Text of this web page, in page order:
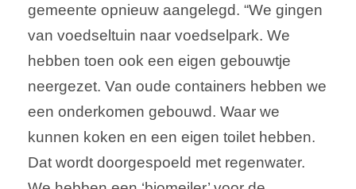
gemeente opnieuw aangelegd. “We gingen
van voedseltuin naar voedselpark. We
hebben toen ook een eigen gebouwtje
neergezet. Van oude containers hebben we
een onderkomen gebouwd. Waar we
kunnen koken en een eigen toilet hebben.
Dat wordt doorgespoeld met regenwater.